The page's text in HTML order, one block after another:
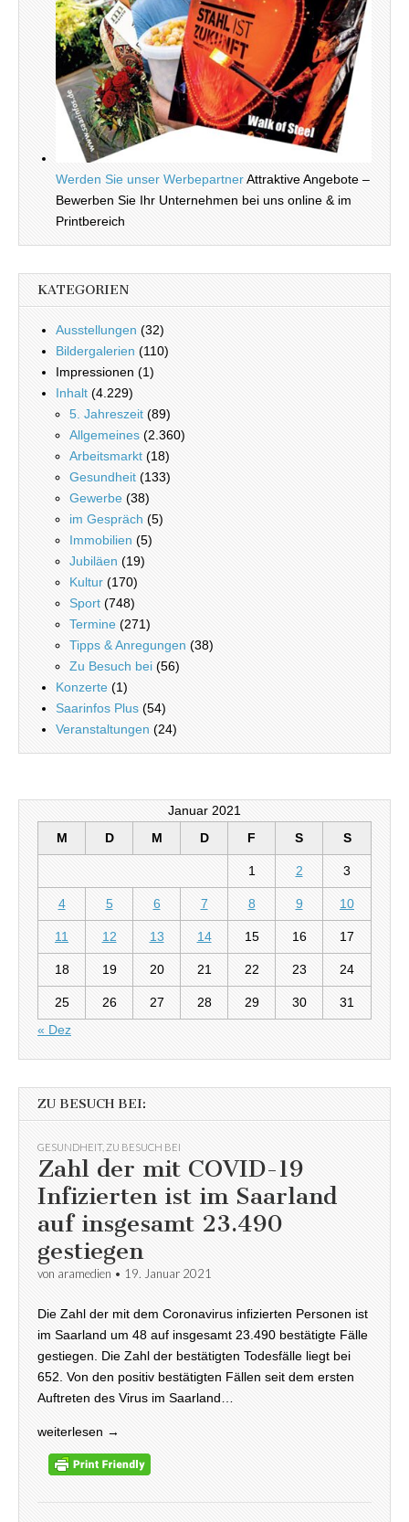
Werden Sie unser WerbepartnerAttraktive Angebote –
Bewerben Sie Ihr Unternehmen bei uns online & im
Printbereich
KATEGORIEN
Ausstellungen (32)
Bildergalerien (110)
Impressionen (1)
Inhalt (4.229)
5. Jahreszeit (89)
Allgemeines (2.360)
Arbeitsmarkt (18)
Gesundheit (133)
Gewerbe (38)
im Gespräch (5)
Immobilien (5)
Jubiläen (19)
Kultur (170)
Sport (748)
Termine (271)
Tipps & Anregungen (38)
Zu Besuch bei (56)
Konzerte (1)
Saarinfos Plus (54)
Veranstaltungen (24)
Januar 2021
M
D M D F S S
1 2 3
4 5 6 7 8 9 10
11 12 13 14 15 16 17
18 19 20 21 22 23 24
25 26 27 28 29 30
31
« Dez
ZU BESUCH BEI:
GESUNDHEIT, ZU BESUCH BEI
Zahl der mit COVID-19
Infizierten ist im Saarland
auf insgesamt 23.490
gestiegen
von aramedien • 19. Januar 2021
Die Zahl der mit dem Coronavirus infizierten Personen ist
im Saarland um 48 auf insgesamt 23.490 bestätigte Fälle
gestiegen. Die Zahl der bestätigten Todesfälle liegt bei
652. Von den positiv bestätigten Fällen seit dem ersten
Auftreten des Virus im Saarland…
weiterlesen →